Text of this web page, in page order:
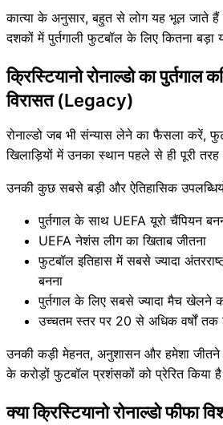
कात्या के अनुसार, बहुत से लोग यह भूल जाते हैं
दशकों में पुर्तगाली फुटबॉल के लिए कितना बड़ा
क्रिस्टियानो रोनाल्डो का
विरासत (Legacy)
रोनाल्डो जब भी संन्यास लेने का फैसला करें,
खिलाड़ियों में उनका स्थान पहले से ही पूरी तरह
उनकी कुछ सबसे बड़ी और ऐतिहासिक
पुर्तगाल के साथ UEFA यूरो चैंपियन
UEFA नेशंस लीग का खिताब जीतना
फुटबॉल इतिहास में सबसे ज्यादा
बनना
पुर्तगाल के लिए सबसे ज्यादा मैच खेलने
उच्चतम स्तर पर 20 से अधिक वर्षों तक
उनकी कड़ी मेहनत, अनुशासन और हमेशा जीतने
के करोड़ों फुटबॉल प्रशंसकों को प्रेरित किया
क्या क्रिस्टियानो रोनाल्डो फीफा